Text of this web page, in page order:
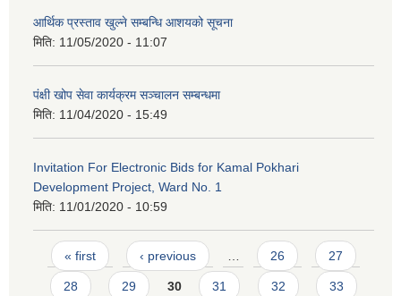
आर्थिक प्रस्ताव खुल्ने सम्बन्धि आशयको सूचना
मिति: 11/05/2020 - 11:07
पंक्षी खोप सेवा कार्यक्रम सञ्चालन सम्बन्धमा
मिति: 11/04/2020 - 15:49
Invitation For Electronic Bids for Kamal Pokhari
Development Project, Ward No. 1
मिति: 11/01/2020 - 10:59
Pages
« first ‹ previous 26 27
28 29 30 31 32 33